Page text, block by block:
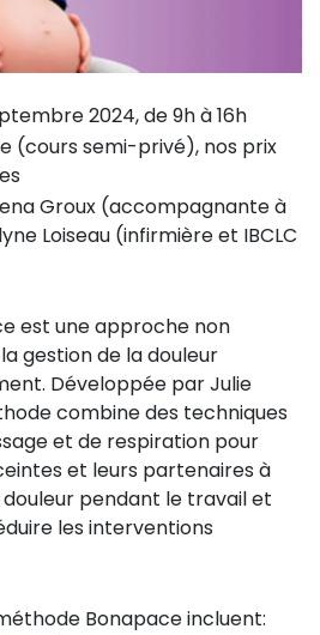
2024, de 9h à 16h
(cours semi-privé), nos prix
Groux (accompagnante à
Loiseau (infirmière et IBCLC
est une approche non
gestion de la douleur
Développée par Julie
combine des techniques
et de respiration pour
et leurs partenaires à
pendant le travail et
les interventions
Bonapace incluent: